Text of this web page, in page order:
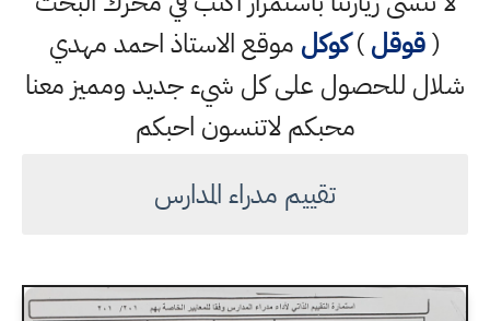
(قوقل)كوكل موقع الاستاذ احمد مهدي
شلال للحصول على كل شيء جديد ومميز معنا
محبكم لاتنسون احبكم
تقييم مدراء المدارس